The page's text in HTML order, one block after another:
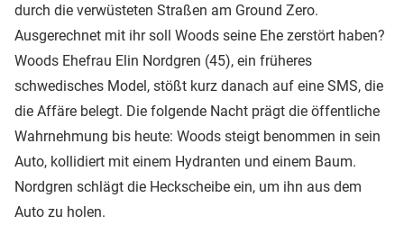
durch die verwüsteten Straßen am Ground Zero.
Ausgerechnet mit ihr soll Woods seine Ehe zerstört haben?
Woods Ehefrau Elin Nordgren (45), ein früheres
schwedisches Model, stößt kurz danach auf eine SMS, die
die Affäre belegt. Die folgende Nacht prägt die öffentliche
Wahrnehmung bis heute: Woods steigt benommen in sein
Auto, kollidiert mit einem Hydranten und einem Baum.
Nordgren schlägt die Heckscheibe ein, um ihn aus dem
Auto zu holen.